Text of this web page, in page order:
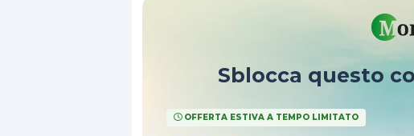
Sblocca questo
OFFERTA ESTIVA A TEMPO LIMITATO